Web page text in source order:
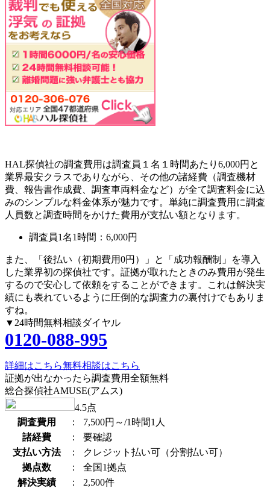
HAL探偵社の調査費用は調査員１名１時間あたり6,000円と
業界最安クラスでありながら、その他の諸経費（調査機材
費、報告書作成費、調査車両料金など）が全て調査料金に込
みのシンプルな料金体系が魅力です。単純に調査費用に調査
人員数と調査時間をかけた費用が支払い額となります。
調査員1名1時間： 6,000円
また、 「後払い（初期費用0円）」 と 「成功報酬制」
を導入
した業界初の探偵社です。証拠が取れたときのみ費用が発生
するので安心して依頼をすることができます。これは解決実
績にも表れているように圧倒的な調査力の裏付けでもありま
すね。
▼24時間無料相談ダイヤル
0120-088-995
詳細はこちら無料相談はこちら
証拠が出なかったら調査費用全額無料
総合探偵社AMUSE(アムス)
4.5点
調査費用
：
7,500円～/1時間1人
諸経費
：
要確認
支払い方法
：
クレジット払い可（分割払い可）
拠点数
：
全国1拠点
解決実績
： 2,500件